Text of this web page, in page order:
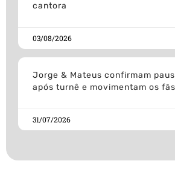
cantora
03/08/2026
Jorge & Mateus confirmam
após turnê e movimentam os fãs
31/07/2026